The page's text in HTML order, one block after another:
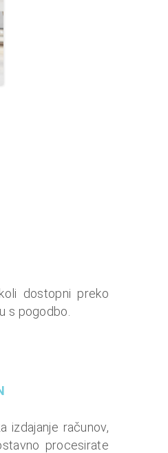
dostopni preko
s pogodbo.
izdajanje računov,
procesirate